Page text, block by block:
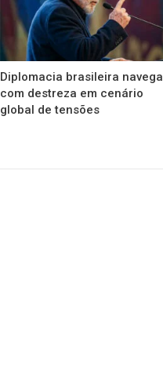
Diplomacia brasileira navega
com destreza em cenário
global de tensões